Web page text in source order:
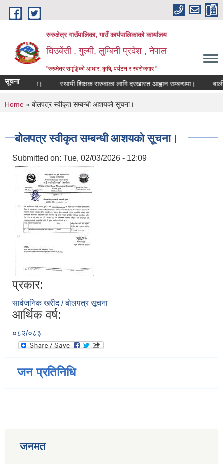
Skip to main content
रुरुक्षेत्र गाउँपालिका, गाउँ कार्यपालिकाको कार्यालय
घिउबेंसी , गुल्मी, लुम्बिनी प्रदेश , नेपाल
"रुरुक्षेत्र समृद्धिको आधार, कृषि, पर्यटन र स्वरोजगार "
सूचना स्थायी शिक्षक सरुवाका लागि दरखास्त आह्वान सम्बन्धमा। बाली
You are here
Home » बोलपत्र स्वीकृत सम्बन्धी आशयको सूचना।
बोलपत्र स्वीकृत सम्बन्धी आशयको सूचना।
Submitted on: Tue, 02/03/2026 - 12:09
प्रकार:
सार्वजनिक खरीद / बोलपत्र सूचना
आर्थिक वर्ष:
०८२/०८३
जन प्रतिनिधि
जनमत